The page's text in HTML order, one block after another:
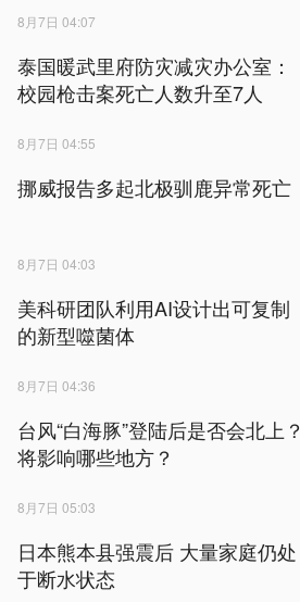
8月7日 04:07
泰国暖武里府防灾减灾办公室：
校园枪击案死亡人数升至7人
8月7日 04:55
挪威报告多起北极驯鹿异常死亡
8月7日 04:03
美科研团队利用AI设计出可复制
的新型噬菌体
8月7日 04:36
台风“白海豚”登陆后是否会北上？
将影响哪些地方？
8月7日 05:03
日本熊本县强震后 大量家庭仍处
于断水状态